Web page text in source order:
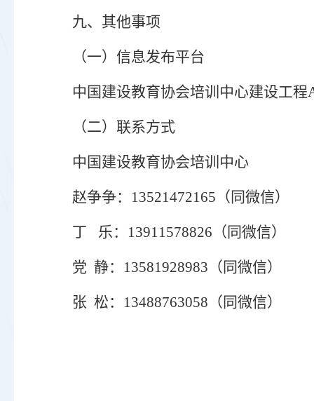
九、其他事项
（一） 信息发布平台
中国建设教育协会培训中心建设工程
（二） 联系方式
中国建设教育协会培训中心
赵争争： 13521472165（同微信）
丁 乐： 13911578826 （同微信）
党 静： 13581928983（同微信）
张 松： 13488763058（同微信）